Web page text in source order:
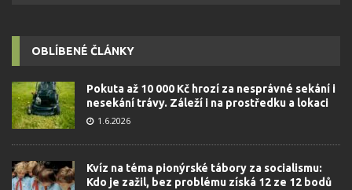
OBLÍBENÉ ČLÁNKY
Pokuta až 10 000 Kč hrozí za nesprávné sekání i
nesekání trávy. Záleží i na prostředku a lokaci
1.6.2026
Kvíz na téma pionýrské tábory za socialismu:
Kdo je zažil, bez problému získá 12 ze 12 bodů